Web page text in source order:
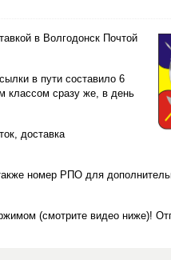
в Волгодонск Почтой
в пути составило 6
классом сразу же, в день
доставка
номер РПО для
(смотрите видео ниже)!